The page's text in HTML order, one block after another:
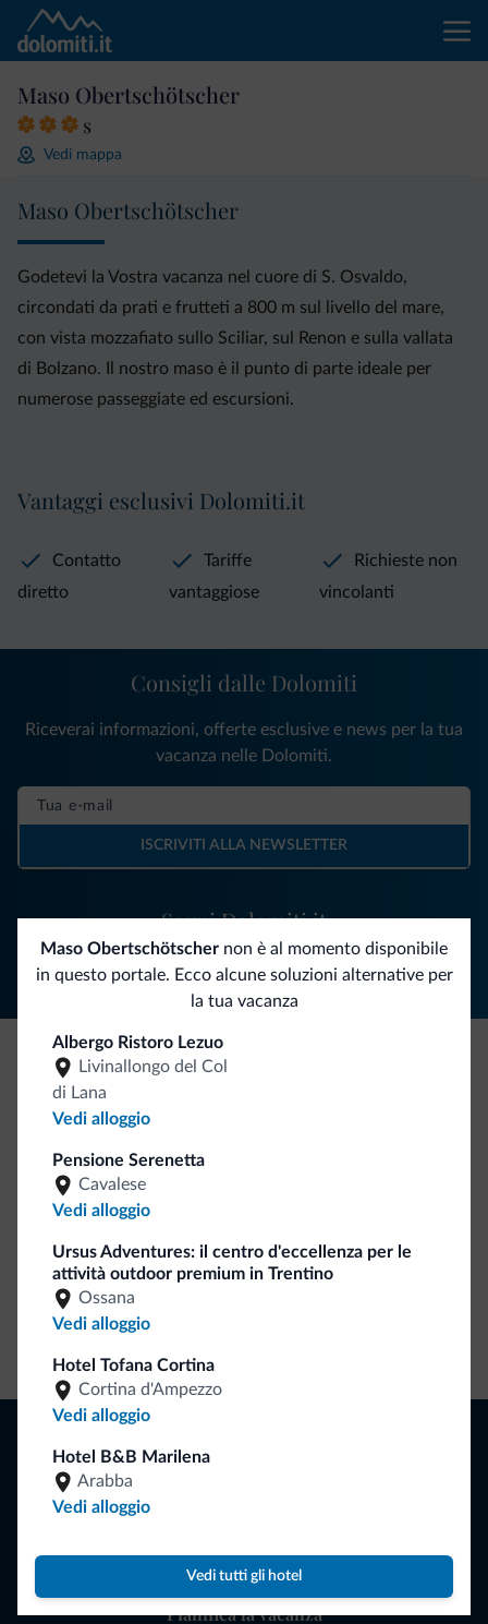
Maso Obertschötscher
s
Vedi mappa
Maso Obertschötscher
Godetevi la Vostra vacanza nel cuore di S. Osvaldo,
circondati da prati e frutteti a 800 m sul livello del mare,
con vista mozzafiato sullo Sciliar, sul Renon e sulla vallata
di Bolzano. Il nostro maso è il punto di parte ideale per
numerose passeggiate ed escursioni.
Maso Obertschötscher non è al momento disponibile
in questo portale. Ecco alcune soluzioni alternative per
la tua vacanza
Albergo Ristoro Lezuo
Livinallongo del Col
di Lana
Vedi alloggio
Pensione Serenetta
Cavalese
Vedi alloggio
Ursus Adventures: il centro d'eccellenza per le
attività outdoor premium in Trentino
Ossana
Vedi alloggio
Hotel Tofana Cortina
Cortina d'Ampezzo
Vedi alloggio
Hotel B&B Marilena
Arabba
Vedi alloggio
Vedi tutti gli hotel
Vantaggi esclusivi Dolomiti.it
Contatto
diretto
Tariffe
vantaggiose
Richieste non
vincolanti
Segui Dolomiti.it
Consigli dalle Dolomiti
Riceverai informazioni, offerte esclusive e news per la tua
vacanza nelle Dolomiti.
ISCRIVITI ALLA NEWSLETTER
Be Original, scopri la nuova collezione
Ce l'avete chiesto in tanti. Ecco la nuova collezione firmata
Dove dormire
Cosa fare
Pianifica la vacanza